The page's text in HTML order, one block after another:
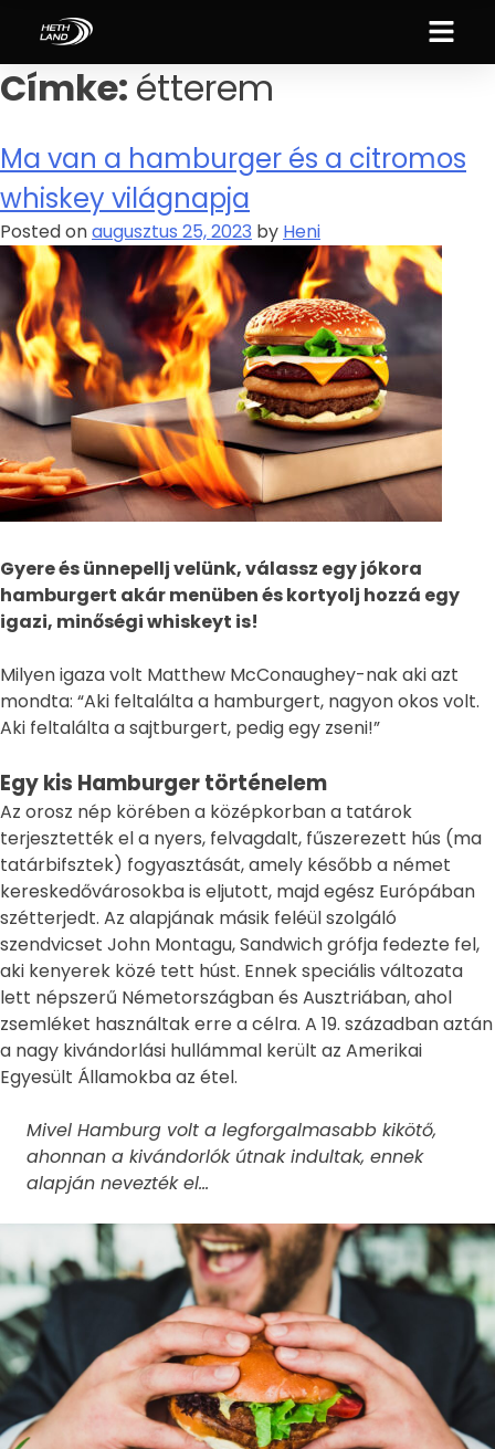
Címke: étterem
Ma van a hamburger és a citromos
whiskey világnapja
Posted onaugusztus 25, 2023 by Heni
Gyere és ünnepellj velünk, válassz egy jókora
hamburgert akár menüben és kortyolj hozzá egy
igazi, minőségi whiskeyt is!
Milyen igaza volt Matthew McConaughey-nak aki azt
mondta: “Aki feltalálta a hamburgert, nagyon okos volt.
Aki feltalálta a sajtburgert, pedig egy zseni!”
Egy kis Hamburger történelem
Az orosz nép körében a középkorban a tatárok
terjesztették el a nyers, felvagdalt, fűszerezett hús (ma
tatárbifsztek) fogyasztását, amely később a német
kereskedővárosokba is eljutott, majd egész Európában
szétterjedt. Az alapjának másik feléül szolgáló
szendvicset John Montagu, Sandwich grófja fedezte fel,
aki kenyerek közé tett húst. Ennek speciális változata
lett népszerű Németországban és Ausztriában, ahol
zsemléket használtak erre a célra. A 19. században aztán
a nagy kivándorlási hullámmal került az Amerikai
Egyesült Államokba az étel.
Mivel Hamburg volt a legforgalmasabb kikötő,
ahonnan a kivándorlók útnak indultak, ennek
alapján nevezték el…